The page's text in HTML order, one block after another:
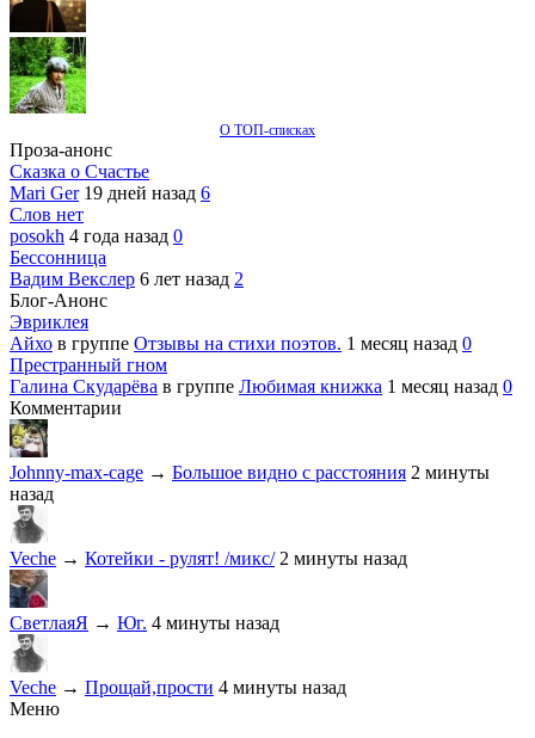
О ТОП-списках
Проза-анонс
Сказка о Счастье
Mari Ger 19 дней назад 6
Слов нет
posokh 4 года назад 0
Бессонница
Вадим Векслер 6 лет назад 2
Блог-Анонс
Эвриклея
Айхо в группе Отзывы на стихи поэтов. 1 месяц назад 0
Престранный гном
Галина Скударёва в группе Любимая книжка 1 месяц назад 0
Комментарии
Johnny-max-cage → Большое видно с расстояния 2 минуты
назад
Veche → Котейки - рулят! /микс/ 2 минуты назад
СветлаяЯ → Юг. 4 минуты назад
Veche → Прощай,прости 4 минуты назад
Меню